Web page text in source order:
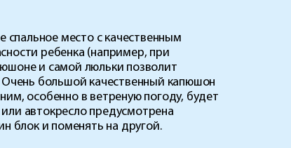
место с качественным
ребенка (например, при
и самой люльки позволит
Очень большой качественный капюшон
особенно в ветреную погоду, будет
автокресло предусмотрена
блок и поменять на другой.